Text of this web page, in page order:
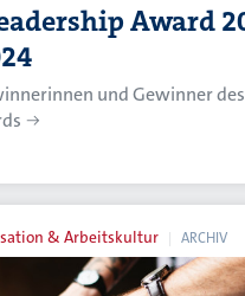
Award
und Gewinner
& Arbeitskultur ARCHIV